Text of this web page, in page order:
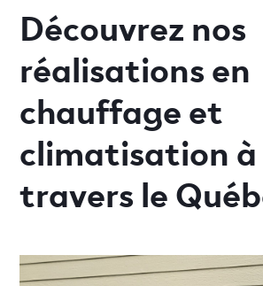
Découvrez nos
réalisations en
chauffage et
climatisation à
travers le